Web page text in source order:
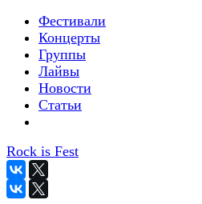
Фестивали
Концерты
Группы
Лайвы
Новости
Статьи
Rock is Fest